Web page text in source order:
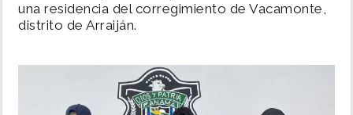
una residencia del corregimiento de Vacamonte,
distrito de Arraiján.